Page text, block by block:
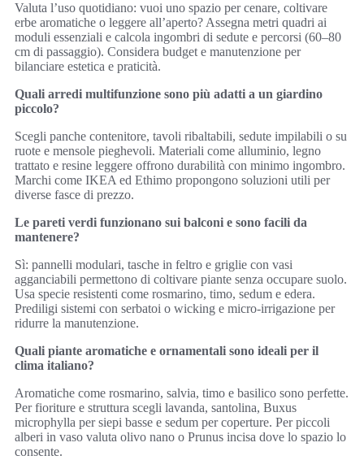
Valuta l’uso quotidiano: vuoi uno spazio per cenare, coltivare
erbe aromatiche o leggere all’aperto? Assegna metri quadri ai
moduli essenziali e calcola ingombri di sedute e percorsi (60–80
cm di passaggio). Considera budget e manutenzione per
bilanciare estetica e praticità.
Quali arredi multifunzione sono più adatti a un giardino
piccolo?
Scegli panche contenitore, tavoli ribaltabili, sedute impilabili o su
ruote e mensole pieghevoli. Materiali come alluminio, legno
trattato e resine leggere offrono durabilità con minimo ingombro.
Marchi come IKEA ed Ethimo propongono soluzioni utili per
diverse fasce di prezzo.
Le pareti verdi funzionano sui balconi e sono facili da
mantenere?
Sì: pannelli modulari, tasche in feltro e griglie con vasi
agganciabili permettono di coltivare piante senza occupare suolo.
Usa specie resistenti come rosmarino, timo, sedum e edera.
Prediligi sistemi con serbatoi o wicking e micro-irrigazione per
ridurre la manutenzione.
Quali piante aromatiche e ornamentali sono ideali per il
clima italiano?
Aromatiche come rosmarino, salvia, timo e basilico sono perfette.
Per fioriture e struttura scegli lavanda, santolina, Buxus
microphylla per siepi basse e sedum per coperture. Per piccoli
alberi in vaso valuta olivo nano o Prunus incisa dove lo spazio lo
consente.